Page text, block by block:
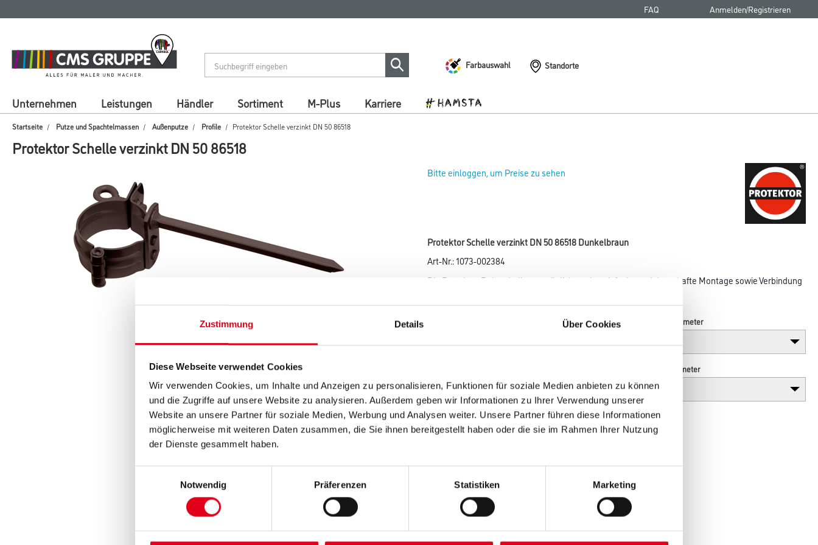
Zustimmung Details Über Cookies
Diese Webseite verwendet Cookies
Wir verwenden Cookies, um Inhalte und Anzeigen zu personalisieren, Funktionen für soziale Medien anbieten zu können
und die Zugriffe auf unsere Website zu analysieren. Außerdem geben wir Informationen zu Ihrer Verwendung unserer
Website an unsere Partner für soziale Medien, Werbung und Analysen weiter. Unsere Partner führen diese Informationen
möglicherweise mit weiteren Daten zusammen, die Sie ihnen bereitgestellt haben oder die sie im Rahmen Ihrer Nutzung
der Dienste gesammelt haben.
Notwendig
Präferenzen Statistiken Marketing
springen
springen
FAQ Anmelden/Registrieren
Farbauswahl Standorte
Unternehmen Leistungen Händler Sortiment M-Plus Karriere
Startseite Putze und Spachtelmassen Außenputze Profile Protektor Schelle verzinkt DN 50 86518
Protektor Schelle verzinkt DN 50 86518
Bitte einloggen, um Preise zu sehen
Protektor Schelle verzinkt DN 50 86518 Dunkelbraun
Art-Nr.:1073-002384
Die Protektor Rohrschellen ermöglichen eine einfache und dauerhafte Montage sowie Verbindung
Länge in centimeter
Höhe in centimeter
Gebinde
Umrechnungsfaktoren